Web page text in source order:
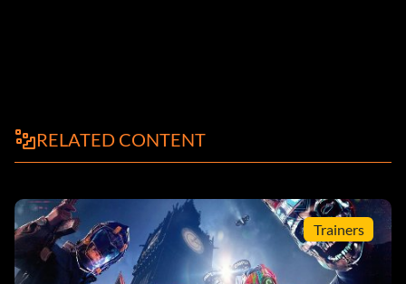
RELATED CONTENT
Trainers